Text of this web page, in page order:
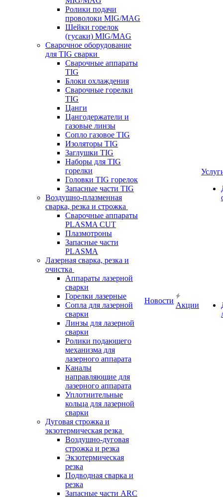
Ролики подачи
проволоки MIG/MAG
Шейки горелок
(гусаки) MIG/MAG
Сварочное оборудование
для TIG сварки
Сварочные аппараты
TIG
Блоки охлаждения
Сварочные горелки
TIG
Цанги
Цангодержатели и
газовые линзы
Сопло газовое TIG
Изоляторы TIG
Заглушки TIG
Наборы для TIG
горелки
Головки TIG горелок
Запасные части TIG
Воздушно-плазменная
сварка, резка и строжка
Сварочные аппараты
PLASMA CUT
Плазмотроны
Запасные части
PLASMA
Лазерная сварка, резка и
очистка
Аппараты лазерной
сварки
Горелки лазерные
Сопла для лазерной
сварки
Линзы для лазерной
сварки
Ролики подающего
механизма для
лазерного аппарата
Каналы
направляющие для
лазерного аппарата
Уплотнительные
кольца для лазерной
сварки
Дуговая строжка и
экзотермическая резка
Воздушно-дуговая
строжка и резка
Экзотермическая
резка
Подводная сварка и
резка
Запасные части ARC
Новости
Акции